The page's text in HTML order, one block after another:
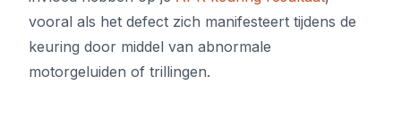
vooral als het defect zich manifesteert tijdens de
keuring door middel van abnormale
motorgeluiden of trillingen.